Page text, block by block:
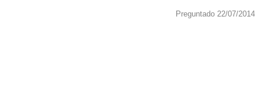
Preguntado 22/07/2014